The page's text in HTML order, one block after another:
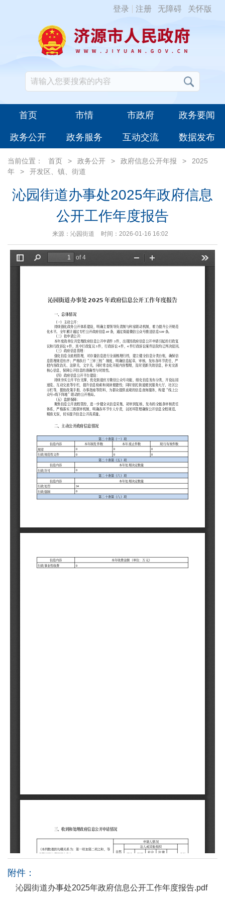
登录 注册 无障碍 关怀版
首页 市情 市政府 政务要闻
政务公开 政务服务 互动交流 数据发布
当前位置： 首页 > 政务公开 > 政府信息公开年报 >
2025
年
> 开发区、镇、街道
沁园街道办事处2025年政府信息
公开工作年度报告
来源：沁园街道 时间：2026-01-16 16:02
附件：
沁园街道办事处2025年政府信息公开工作年度报告.pdf